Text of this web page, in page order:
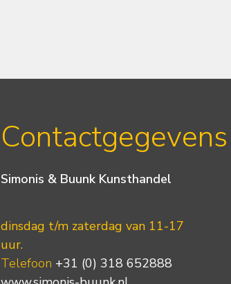
Contactgegevens
Simonis & Buunk Kunsthandel
dinsdag t/m zaterdag van 11-17
uur.
Telefoon +31 (0) 318 652888